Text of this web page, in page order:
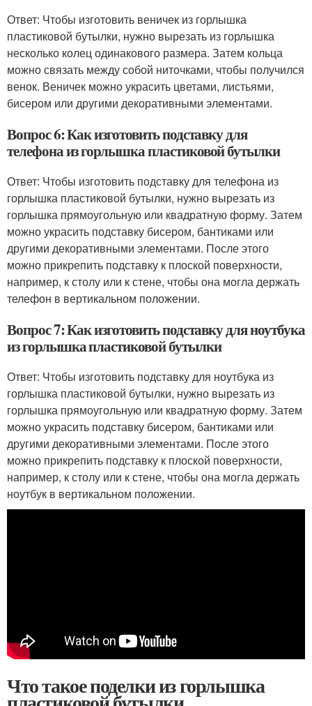
Ответ: Чтобы изготовить веничек из горлышка
пластиковой бутылки, нужно вырезать из горлышка
несколько колец одинакового размера. Затем кольца
можно связать между собой ниточками, чтобы получился
венок. Веничек можно украсить цветами, листьями,
бисером или другими декоративными элементами.
Вопрос 6: Как изготовить подставку для
телефона из горлышка пластиковой бутылки
Ответ: Чтобы изготовить подставку для телефона из
горлышка пластиковой бутылки, нужно вырезать из
горлышка прямоугольную или квадратную форму. Затем
можно украсить подставку бисером, бантиками или
другими декоративными элементами. После этого
можно прикрепить подставку к плоской поверхности,
например, к столу или к стене, чтобы она могла держать
телефон в вертикальном положении.
Вопрос 7: Как изготовить подставку для ноутбука
из горлышка пластиковой бутылки
Ответ: Чтобы изготовить подставку для ноутбука из
горлышка пластиковой бутылки, нужно вырезать из
горлышка прямоугольную или квадратную форму. Затем
можно украсить подставку бисером, бантиками или
другими декоративными элементами. После этого
можно прикрепить подставку к плоской поверхности,
например, к столу или к стене, чтобы она могла держать
ноутбук в вертикальном положении.
Что такое поделки из горлышка